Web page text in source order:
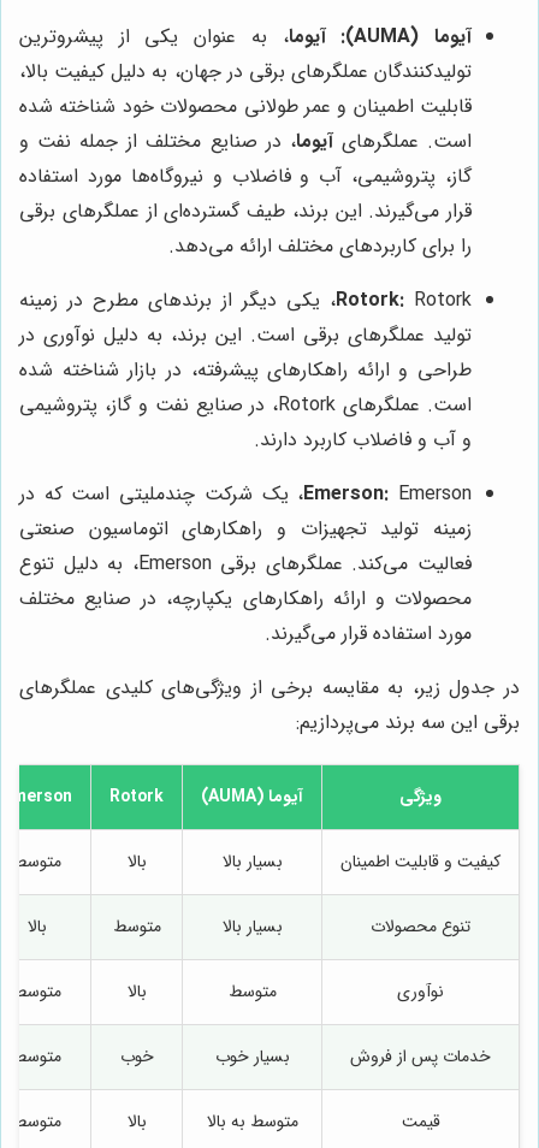
آیوما (AUMA):
آیوما، به عنوان یکی از پیشروترین
تولیدکنندگان عملگرهای برقی در جهان، به دلیل کیفیت بالا،
قابلیت اطمینان و عمر طولانی محصولات خود شناخته شده
است. عملگرهایآیوما، در صنایع مختلف از جمله نفت و
گاز، پتروشیمی، آب و فاضلاب و نیروگاه‌ها مورد استفاده
قرار می‌گیرند. این برند، طیف گسترده‌ای از عملگرهای برقی
را برای کاربردهای مختلف ارائه می‌دهد.
Rotork:Rotork، یکی دیگر از برندهای مطرح در زمینه
تولید عملگرهای برقی است. این برند، به دلیل نوآوری در
طراحی و ارائه راهکارهای پیشرفته، در بازار شناخته شده
است. عملگرهای Rotork، در صنایع نفت و گاز، پتروشیمی
و آب و فاضلاب کاربرد دارند.
Emerson:Emerson، یک شرکت چندملیتی است که در
زمینه تولید تجهیزات و راهکارهای اتوماسیون صنعتی
فعالیت می‌کند. عملگرهای برقی Emerson، به دلیل تنوع
محصولات و ارائه راهکارهای یکپارچه، در صنایع مختلف
مورد استفاده قرار می‌گیرند.
در جدول زیر، به مقایسه برخی از ویژگی‌های کلیدی عملگرهای
برقی این سه برند می‌پردازیم:
ویژگی آیوما (AUMA) Rotork
Emerson
کیفیت و قابلیت اطمینان بسیار بالا بالا متوسط
تنوع محصولات بسیار بالا متوسط بالا
نوآوری متوسط بالا متوسط
خدمات پس از فروش بسیار خوب خوب متوسط
قیمت متوسط به بالا بالا متوسط